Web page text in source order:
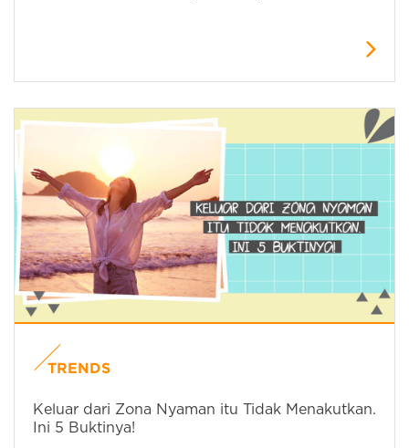
TRENDS
Keluar dari Zona Nyaman itu Tidak Menakutkan.
Ini 5 Buktinya!